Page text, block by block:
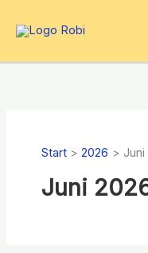
Inhalt
Start 2026 Juni
Juni